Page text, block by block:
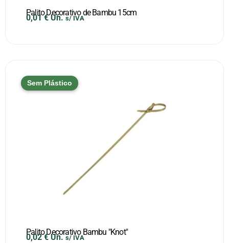
Palito Decorativo de Bambu 15cm
0,01€ Un. s/ IVA
Sem Plástico
Palito Decorativo Bambu "Knot"
0,02€ Un. s/ IVA